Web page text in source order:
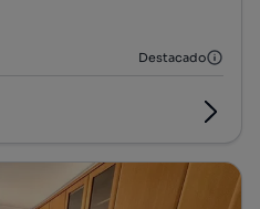
Destacado